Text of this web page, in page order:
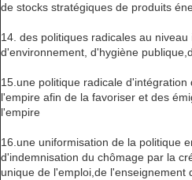
de stocks stratégiques de produits
14. des politiques radicales au
d'environnement, d'hygiène
15.une politique radicale
l'empire afin de la favoriser et des
l'empire
16.une uniformisation de la politique
d'indemnisation du chômage par la
unique de l'emploi,de l'enseignement